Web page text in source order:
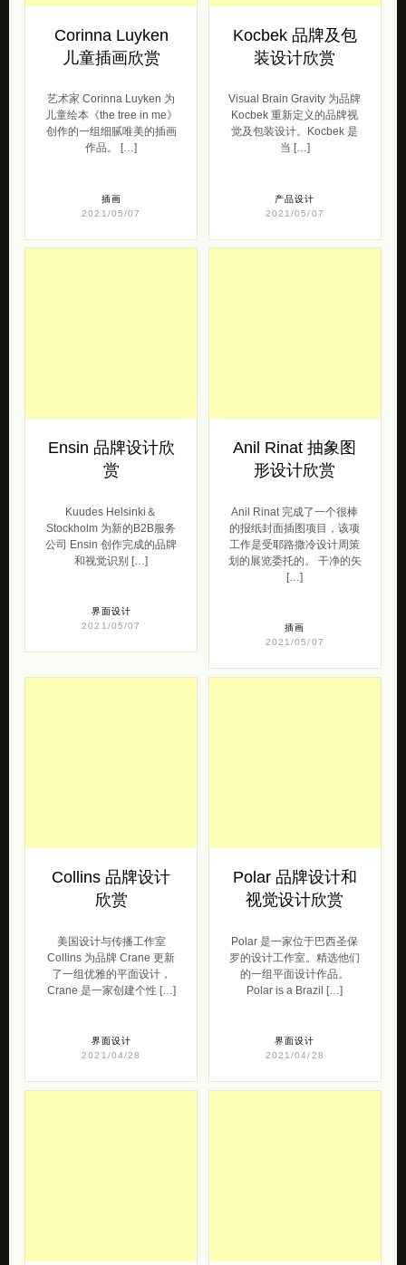
Corinna Luyken
儿童插画欣赏
艺术家 Corinna Luyken 为
儿童绘本《the tree in me》
创作的一组细腻唯美的插画
作品。 […]
插画
2021/05/07
Kocbek 品牌及包
装设计欣赏
Visual Brain Gravity 为品牌
Kocbek 重新定义的品牌视
觉及包装设计。Kocbek 是
当 […]
产品设计
2021/05/07
Ensin 品牌设计欣
赏
Kuudes Helsinki＆
Stockholm 为新的B2B服务
公司 Ensin 创作完成的品牌
和视觉识别 […]
界面设计
2021/05/07
Anil Rinat 抽象图
形设计欣赏
Anil Rinat 完成了一个很棒
的报纸封面插图项目，该项
工作是受耶路撒冷设计周策
划的展览委托的。 干净的矢
[…]
插画
2021/05/07
Collins 品牌设计
欣赏
美国设计与传播工作室
Collins 为品牌 Crane 更新
了一组优雅的平面设计，
Crane 是一家创建个性 […]
界面设计
2021/04/28
Polar 品牌设计和
视觉设计欣赏
Polar 是一家位于巴西圣保
罗的设计工作室。精选他们
的一组平面设计作品。
Polar is a Brazil […]
界面设计
2021/04/28